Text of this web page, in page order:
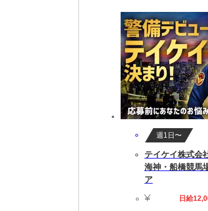
週1日〜
テイケイ株式会
海神・船橋競馬
ア
日給